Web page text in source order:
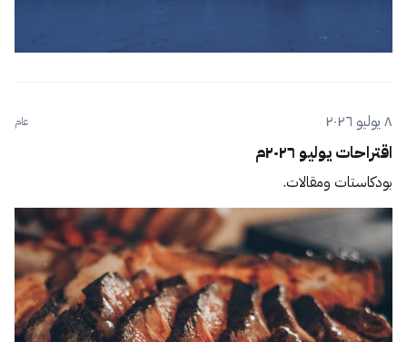
٨ يوليو ٢٠٢٦ عام
اقتراحات يوليو ٢٠٢٦م
بودكاستات ومقالات.